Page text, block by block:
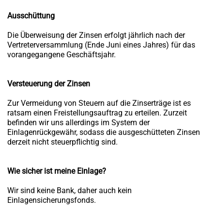
Ausschüttung
Die Überweisung der Zinsen erfolgt jährlich nach der
Vertreterversammlung (Ende Juni eines Jahres) für das
vorangegangene Geschäftsjahr.
Versteuerung der Zinsen
Zur Vermeidung von Steuern auf die Zinserträge ist es
ratsam einen Freistellungsauftrag zu erteilen. Zurzeit
befinden wir uns allerdings im System der
Einlagenrückgewähr, sodass die ausgeschütteten Zinsen
derzeit nicht steuerpflichtig sind.
Wie sicher ist meine Einlage?
Wir sind keine Bank, daher auch kein
Einlagensicherungsfonds.